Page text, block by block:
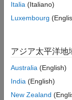
PYTHONHOME環境変数
Italia (Italiano)
Luxembourg
アジア太平洋地
Australia (English)
India (English)
New Zealand